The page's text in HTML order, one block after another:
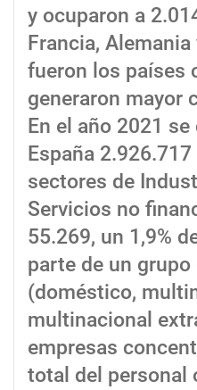
y ocuparon a
Francia,
fueron los países
generaron mayor
En el año 2021
España
sectores de
Servicios no
55.269, un 1,9%
parte de un grupo
(doméstico,
multinacional
empresas
total del personal